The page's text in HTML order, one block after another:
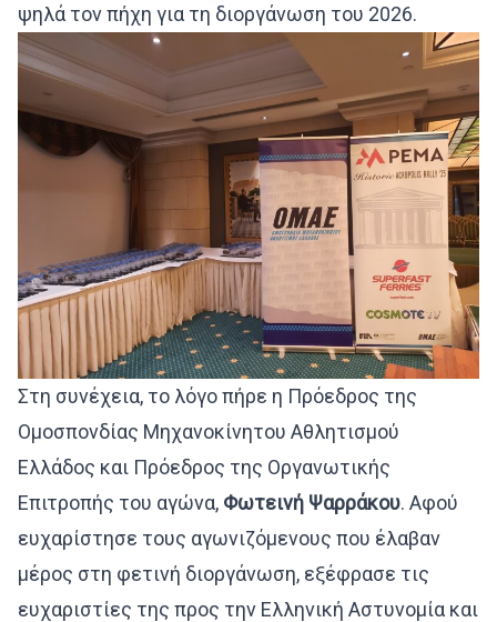
ψηλά τον πήχη για τη διοργάνωση του 2026.
Στη συνέχεια, το λόγο πήρε η Πρόεδρος της
Ομοσπονδίας Μηχανοκίνητου Αθλητισμού
Ελλάδος και Πρόεδρος της Οργανωτικής
Επιτροπής του αγώνα, Φωτεινή Ψαρράκου. Αφού
ευχαρίστησε τους αγωνιζόμενους που έλαβαν
μέρος στη φετινή διοργάνωση, εξέφρασε τις
ευχαριστίες της προς την Ελληνική Αστυνομία και